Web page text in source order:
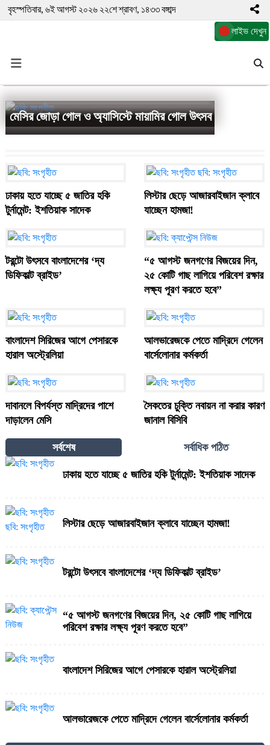
বৃহস্পতিবার, ৬ই আগস্ট ২০২৬ ২২শে শ্রাবণ, ১৪৩৩ বঙ্গাব্দ
লাইভ দেখুন
মেসির জোড়া গোল ও অ্যাসিস্টে মায়ামির গোল উৎসব
ঢাকায় হতে যাচ্ছে ৫ জাতির হকি
টুর্নামেন্ট: ইশতিয়াক সাদেক
লিস্টার ছেড়ে আজারবাইজান ক্লাবে
যাচ্ছেন হামজা!
টরন্টো উৎসবে বাংলাদেশের ‘দ্য
ডিফিকাল্ট ব্রাইড’
“৫ আগস্ট জনগণের বিজয়ের দিন,
২৫ কোটি গাছ লাগিয়ে পরিবেশ রক্ষার
লক্ষ্য পূরণ করতে হবে”
বাংলাদেশ সিরিজের আগে পেসারকে
হারাল অস্ট্রেলিয়া
আলভারেজকে পেতে মাদ্রিদে গেলেন
বার্সেলোনার কর্মকর্তা
দাবানলে বিপর্যস্ত মাদ্রিদের পাশে
দাড়ালেন মেসি
সৈকতের চুক্তি নবায়ন না করার কারণ
জানাল বিসিবি
সর্বশেষ সর্বাধিক পঠিত
ঢাকায় হতে যাচ্ছে ৫ জাতির হকি টুর্নামেন্ট: ইশতিয়াক সাদেক
লিস্টার ছেড়ে আজারবাইজান ক্লাবে যাচ্ছেন হামজা!
টরন্টো উৎসবে বাংলাদেশের ‘দ্য ডিফিকাল্ট ব্রাইড’
“৫ আগস্ট জনগণের বিজয়ের দিন, ২৫ কোটি গাছ লাগিয়ে
পরিবেশ রক্ষার লক্ষ্য পূরণ করতে হবে”
বাংলাদেশ সিরিজের আগে পেসারকে হারাল অস্ট্রেলিয়া
আলভারেজকে পেতে মাদ্রিদে গেলেন বার্সেলোনার কর্মকর্তা